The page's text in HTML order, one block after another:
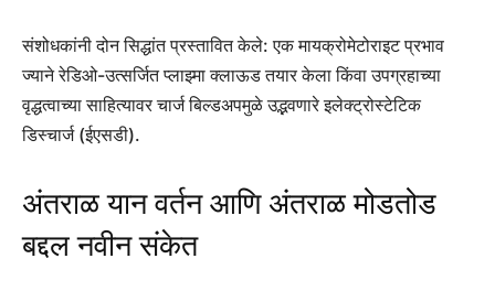
संशोधकांनी दोन सिद्धांत प्रस्तावित केले: एक मायक्रोमेटोराइट प्रभाव
ज्याने रेडिओ-उत्सर्जित प्लाझ्मा क्लाऊड तयार केला किंवा उपग्रहाच्या
वृद्धत्वाच्या साहित्यावर चार्ज बिल्डअपमुळे उद्भवणारे इलेक्ट्रोस्टेटिक
डिस्चार्ज (ईएसडी).
अंतराळ यान वर्तन आणि अंतराळ मोडतोड
बद्दल नवीन संकेत